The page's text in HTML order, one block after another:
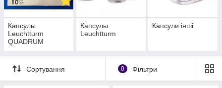
Капсулы
Leuchtturm
QUADRUM
Капсулы
Leuchtturm
Капсули інші
Сортування 0 Фільтри